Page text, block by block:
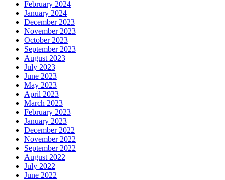
February 2024
January 2024
December 2023
November 2023
October 2023
September 2023
August 2023
July 2023
June 2023
May 2023
April 2023
March 2023
February 2023
January 2023
December 2022
November 2022
September 2022
August 2022
July 2022
June 2022